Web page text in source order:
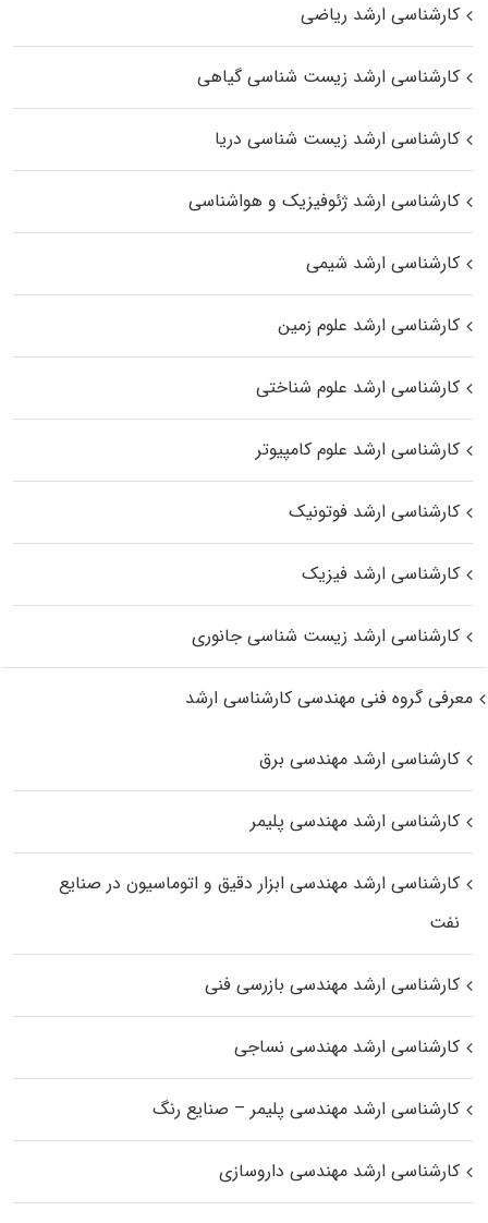
کارشناسی ارشد ریاضی
کارشناسی ارشد زیست‌ شناسی گیاهی
کارشناسی ارشد زیست‌ شناسی دریا
کارشناسی ارشد ژئوفیزیک و هواشناسی
کارشناسی ارشد شیمی
کارشناسی ارشد علوم زمین
کارشناسی ارشد علوم شناختی
کارشناسی ارشد علوم کامپیوتر
کارشناسی ارشد فوتونیک
کارشناسی ارشد فیزیک
کارشناسی ارشد زیست‌ شناسی جانوری
معرفی گروه فنی مهندسی کارشناسی ارشد
کارشناسی ارشد مهندسی برق
کارشناسی ارشد مهندسی پلیمر
کارشناسی ارشد مهندسی ابزار دقیق و اتوماسیون در صنایع
نفت
کارشناسی ارشد مهندسی بازرسی فنی
کارشناسی ارشد مهندسی نساجی
کارشناسی ارشد مهندسی پلیمر – صنایع رنگ
کارشناسی ارشد مهندسی داروسازی